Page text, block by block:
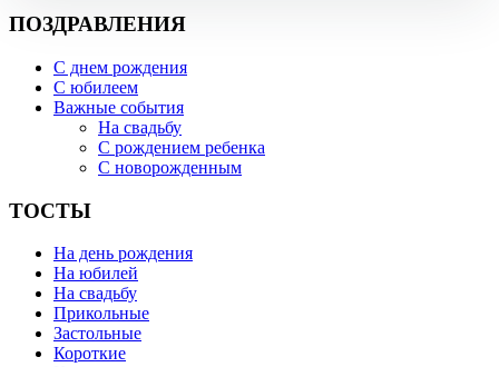
ПОЗДРАВЛЕНИЯ
С днем рождения
С юбилеем
Важные события
На свадьбу
С рождением ребенка
С новорожденным
ТОСТЫ
На день рождения
На юбилей
На свадьбу
Прикольные
Застольные
Короткие